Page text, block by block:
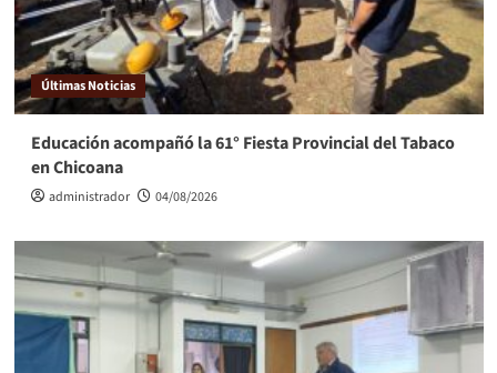
Últimas Noticias
Educación acompañó la 61° Fiesta Provincial del Tabaco
en Chicoana
administrador 04/08/2026